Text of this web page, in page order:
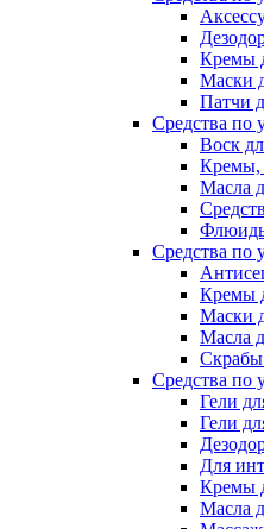
Кремы
Маски
Патчи
Средства по
Воск
Кремы,
Масла
Средства по
Кремы
Маски
Масла
Скрабы
Средства по
Гели
Гели
Для
Кремы
Масла